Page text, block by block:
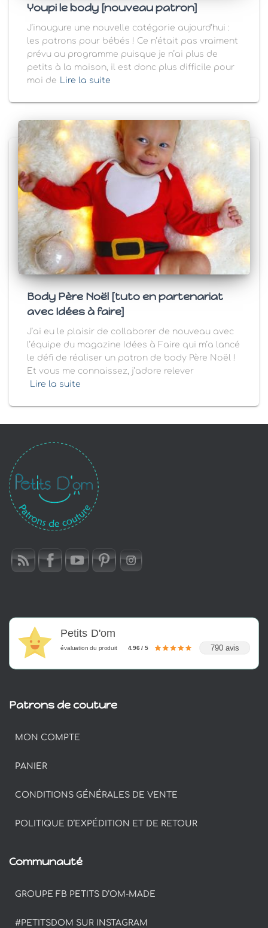
Youpi le body [nouveau patron]
J’inaugure une nouvelle catégorie aujourd’hui :
les patrons pour bébés ! Ce n’était pas vraiment
prévu au programme puisque je n’ai plus de
petits à la maison, il est donc plus difficile pour
moi de
Lire la suite
Body Père Noël [tuto en partenariat
avec Idées à faire]
J’ai eu le plaisir de collaborer de nouveau avec
l’équipe du magazine Idées à Faire qui m’a lancé
le défi de réaliser un patron de body Père Noël !
Et vous me connaissez, j’adore relever
Lire la suite
Petits D'om
évaluation du produit 4.96 / 5 790 avis
Patrons de couture
MON COMPTE
PANIER
CONDITIONS GÉNÉRALES DE VENTE
POLITIQUE D’EXPÉDITION ET DE RETOUR
Communauté
GROUPE FB PETITS D’OM-MADE
#PETITSDOM SUR INSTAGRAM